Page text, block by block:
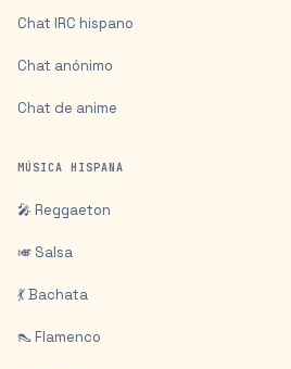
Chat IRC hispano
Chat anónimo
Chat de anime
MÚSICA HISPANA
🎤 Reggaeton
🎺 Salsa
💃 Bachata
👠 Flamenco